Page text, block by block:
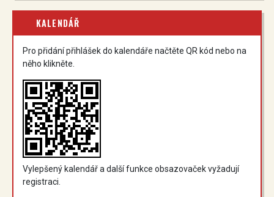
KALENDÁŘ
Pro přidání přihlášek do kalendáře načtěte QR kód nebo na
něho klikněte.
Vylepšený kalendář a další funkce obsazovaček vyžadují
registraci.